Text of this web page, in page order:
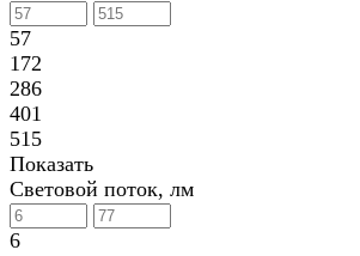
57
172
286
401
515
Показать
Световой поток, лм
6